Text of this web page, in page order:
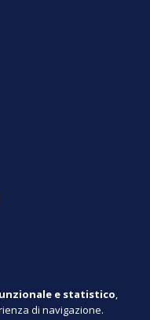
S.T.P. a r.l.e statistico,
di navigazione.